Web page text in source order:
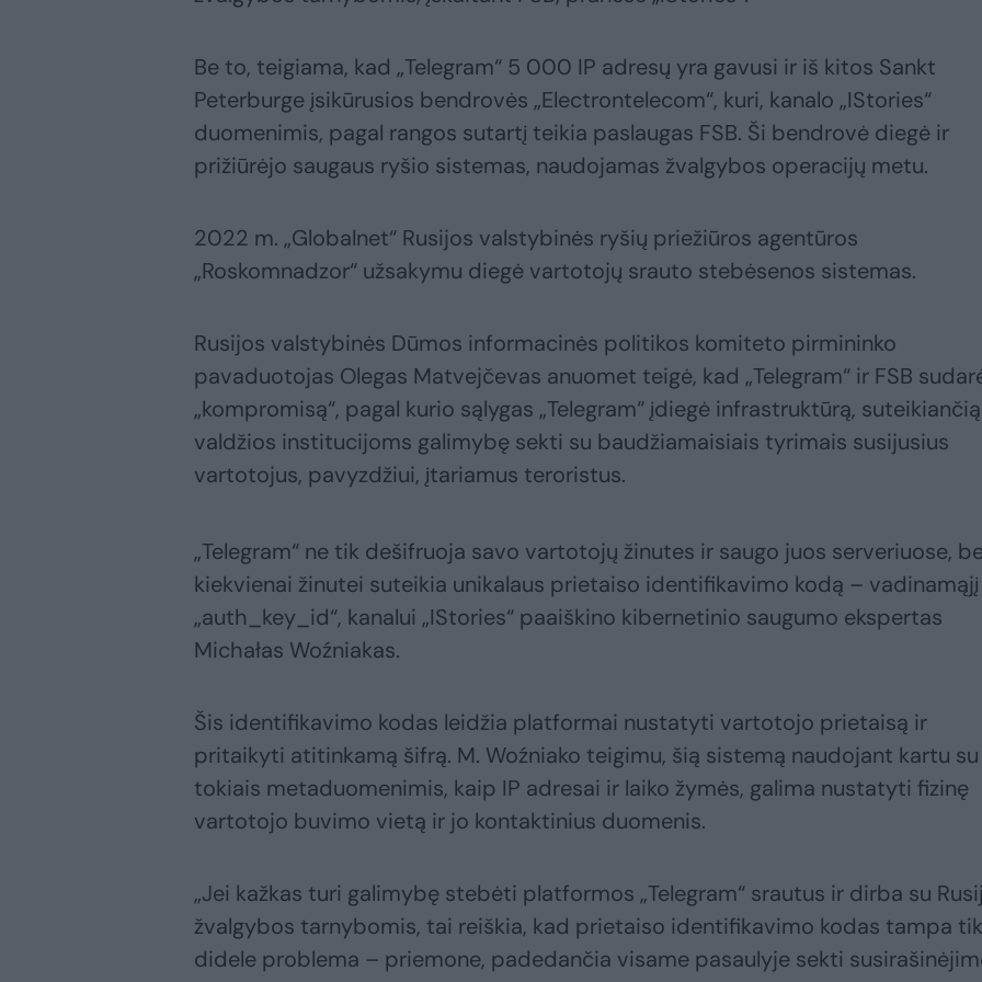
Be to, teigiama, kad „Telegram“ 5 000 IP adresų yra gavusi ir iš kitos Sankt
Peterburge įsikūrusios bendrovės „Electrontelecom“, kuri, kanalo „IStories“
duomenimis, pagal rangos sutartį teikia paslaugas FSB. Ši bendrovė diegė ir
prižiūrėjo saugaus ryšio sistemas, naudojamas žvalgybos operacijų metu.
2022 m. „Globalnet“ Rusijos valstybinės ryšių priežiūros agentūros
„Roskomnadzor“ užsakymu diegė vartotojų srauto stebėsenos sistemas.
Rusijos valstybinės Dūmos informacinės politikos komiteto pirmininko
pavaduotojas Olegas Matvejčevas anuomet teigė, kad „Telegram“ ir FSB
„kompromisą“, pagal kurio sąlygas „Telegram“ įdiegė infrastruktūrą, suteikiančią
valdžios institucijoms galimybę sekti su baudžiamaisiais tyrimais susijusius
vartotojus, pavyzdžiui, įtariamus teroristus.
„Telegram“ ne tik dešifruoja savo vartotojų žinutes ir saugo juos serveriuose,
kiekvienai žinutei suteikia unikalaus prietaiso identifikavimo kodą – vadinamąjį
„auth_key_id“, kanalui „IStories“ paaiškino kibernetinio saugumo ekspertas
Michałas Woźniakas.
Šis identifikavimo kodas leidžia platformai nustatyti vartotojo prietaisą ir
pritaikyti atitinkamą šifrą. M. Woźniako teigimu, šią sistemą naudojant kartu su
tokiais metaduomenimis, kaip IP adresai ir laiko žymės, galima nustatyti fizinę
vartotojo buvimo vietą ir jo kontaktinius duomenis.
„Jei kažkas turi galimybę stebėti platformos „Telegram“ srautus ir dirba su
žvalgybos tarnybomis, tai reiškia, kad prietaiso identifikavimo kodas tampa
didele problema – priemone, padedančia visame pasaulyje sekti